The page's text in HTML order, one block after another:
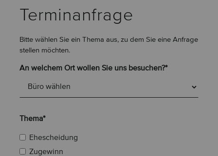
Terminanfrage
Bitte wählen Sie ein Thema aus, zu dem Sie eine Anfrage
stellen möchten.
An welchem Ort wollen Sie uns besuchen?*
Thema*
Ehescheidung
Zugewinn